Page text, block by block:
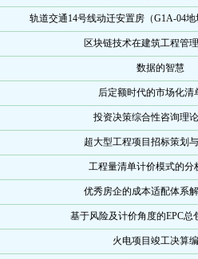
轨道交通14号线动迁安置房（G1A-04
区块链技术在建筑工程管
数据的智慧
后定额时代的市场化清
投资决策综合性咨询理
超大型工程项目招标策划
工程量清单计价模式的分
优秀房企的成本适配体系
基于风险及计价角度的EPC总
火电项目竣工决算